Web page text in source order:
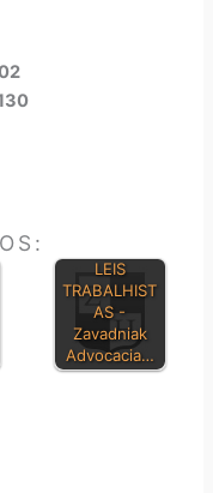
LEIS
TRABALHIST
AS -
Zavadniak
Advocacia…